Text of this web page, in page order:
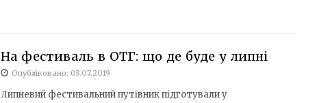
На фестиваль в ОТГ: що де буде у липні
Опубліковано: 03.07.2019
Липневий фестивальний путівник підготували у